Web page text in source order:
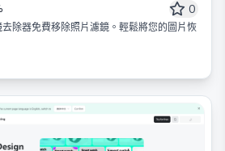
0
除器免費移除照片濾鏡。輕鬆將您的圖片恢